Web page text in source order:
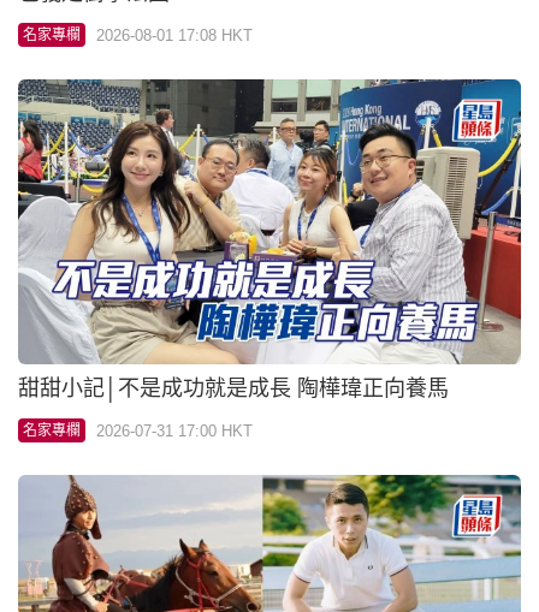
名家專欄 2026-08-01 17:08 HKT
甜甜小記│不是成功就是成長 陶樺瑋正向養馬
名家專欄 2026-07-31 17:00 HKT